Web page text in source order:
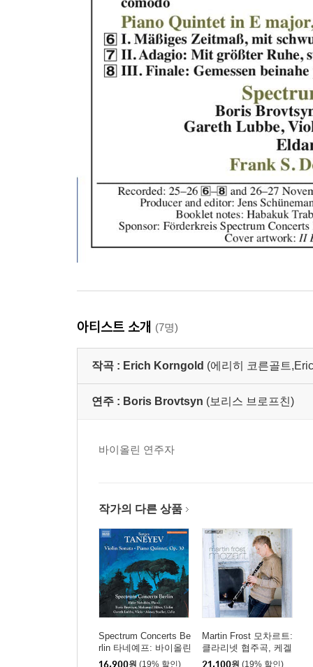
아티스트 소개 (7명)
작곡 : Erich Korngold (에리히 코른골트
연주 : Boris Brovtsyn (보리스 브로프친)
바이올린 연주자
작가의 다른 상품
Spectrum Concerts Be
rlin 타네예프: 바이올린
소나타, 피아노 오중주
16,900원 (19% 할인)
Martin Frost 모차르트:
클라리넷 협주곡, 케겔
슈타트 삼중주 (Mozart:
21,100원 (19% 할인)